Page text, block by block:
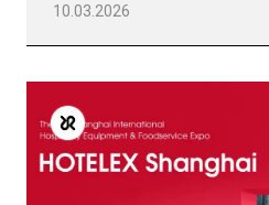
10.03.2026